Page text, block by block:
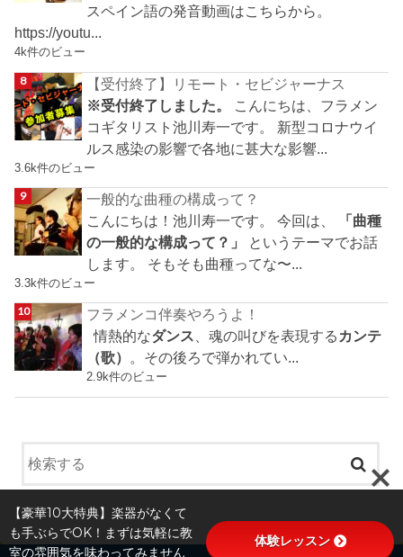
スペイン語の発音動画はこちらから。
https://youtu...
4k件のビュー
【受付終了】リモート・セビジャーナス
※受付終了しました。
こんにちは、フラメン
コギタリスト池川寿一です。 新型コロナウイ
ルス感染の影響で各地に甚大な影響...
3.6k件のビュー
一般的な曲種の構成って？
こんにちは！池川寿一です。 今回は、
「曲種
の一般的な構成って？」
というテーマでお話
します。 そもそも曲種ってな〜...
3.3k件のビュー
フラメンコ伴奏やろうよ！
情熱的なダンス 、魂の叫びを表現する カンテ
（歌） 。その後ろで弾かれてい...
2.9k件のビュー
【豪華10大特典】楽器がなくて
も手ぶらでOK！まずは気軽に教
室の雰囲気を味わってみません
体験レッスン